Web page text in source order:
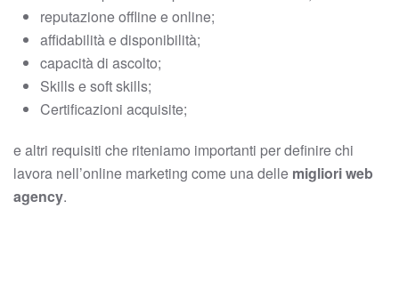
reputazione offline e online;
affidabilità e disponibilità;
capacità di ascolto;
Skills e soft skills;
Certificazioni acquisite;
e altri requisiti che riteniamo importanti per definire chi
lavora nell’online marketing come una delle migliori web
agency.